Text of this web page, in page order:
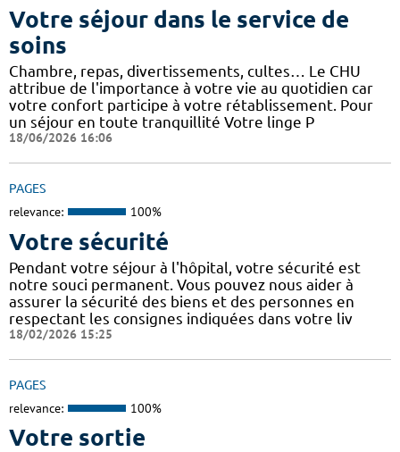
Votre séjour dans le service de
soins
Chambre, repas, divertissements, cultes… Le CHU
attribue de l'importance à votre vie au quotidien car
votre confort participe à votre rétablissement. Pour
un séjour en toute tranquillité Votre linge P
18/06/2026 16:06
PAGES
relevance: 100%
Votre sécurité
Pendant votre séjour à l'hôpital, votre sécurité est
notre souci permanent. Vous pouvez nous aider à
assurer la sécurité des biens et des personnes en
respectant les consignes indiquées dans votre liv
18/02/2026 15:25
PAGES
relevance: 100%
Votre sortie